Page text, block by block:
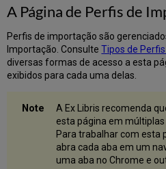
e
Criar/Editar
um
Perfil
de
Perfil
Equivalência
Métodos
de
A Página de Perfis de
Perfis de importação são
Importação. ConsulteTipos de
diversas formas de acesso a esta
exibidos para cada uma delas.
A Ex Libris recomenda
esta página em
Para trabalhar com esta
abra cada aba em um
uma aba no Chrome e